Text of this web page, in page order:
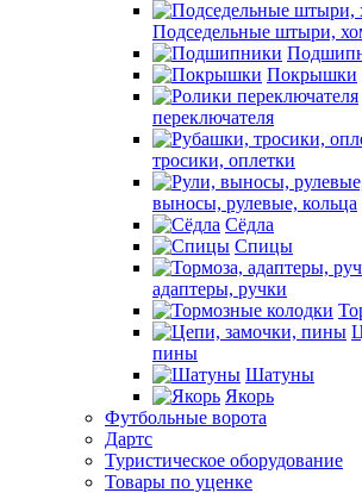
Подседельные штыри,
Покрышки
переключателя
тросики, оплетки
выносы, рулевые, кольца
Сёдла
Спицы
адаптеры, ручки
пины
Шатуны
Якорь
Футбольные ворота
Дартс
Туристическое оборудование
Товары по уценке